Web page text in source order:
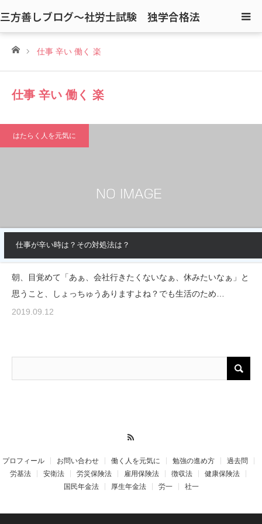
三方善しブログ〜社労士試験 独学合格法
ホーム仕事 辛い 働く 楽
仕事 辛い 働く 楽
はたらく人を元気に
仕事が辛い時は？その対処法は？
朝、目覚めて「あぁ、会社行きたくないなぁ、休みたいなぁ」と
思うこと、しょっちゅうありますよね？でも生活のため…
2019.09.12
プロフィール お問い合わせ 働く人を元気に 勉強の進め方
過去問
労基法
安衛法 労災保険法 雇用保険法 徴収法
健康保険法
国民年金法
厚生年金法 労一 社一